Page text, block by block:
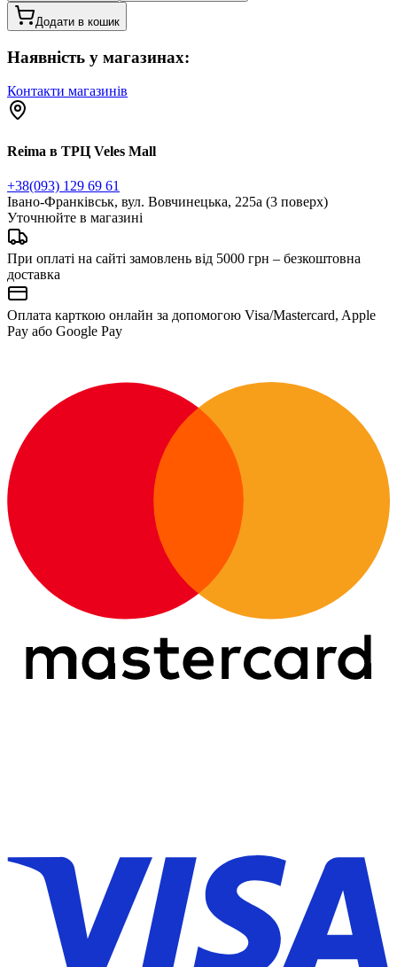
Додати в кошик
Наявність у магазинах:
Контакти магазинів
Reima в ТРЦ Veles Mall
+38(093) 129 69 61
Івано-Франківськ, вул. Вовчинецька, 225а (3 поверх)
Уточнюйте в магазині
При оплаті на сайті замовлень від 5000 грн – безкоштовна
доставка
Оплата карткою онлайн за допомогою Visa/Mastercard, Apple
Pay або Google Pay